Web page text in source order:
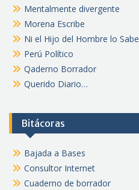
Mentalmente divergente
Morena Escribe
Ni el Hijo del Hombre lo Sabe
Perú Político
Qaderno Borrador
Querido Diario…
Bitácoras
Bajada a Bases
Consultor Internet
Cuaderno de borrador